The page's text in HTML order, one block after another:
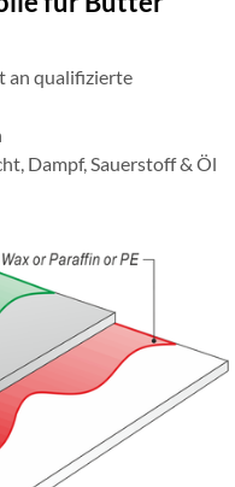
an qualifizierte
Dampf, Sauerstoff & Öl